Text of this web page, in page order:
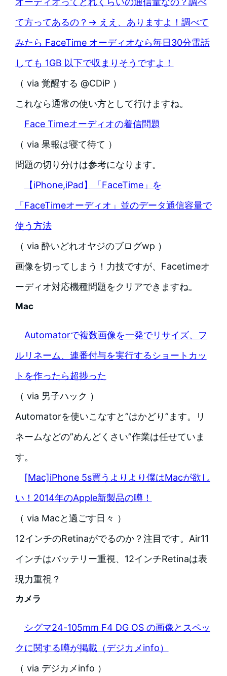
て方ってあるの？→ ええ、ありますよ！調べて
みたら FaceTime オーディオなら毎日30分電話
しても 1GB 以下で収まりそうですよ！
（ via 覚醒する @CDiP ）
これなら通常の使い方として行けますね。
Face Timeオーディオの着信問題
（ via 果報は寝て待て ）
問題の切り分けは参考になります。
【iPhone,iPad】「FaceTime」を
「FaceTimeオーディオ」並のデータ通信容量で
使う方法
（ via 酔いどれオヤジのブログwp ）
画像を切ってしまう！力技ですが、Facetimeオ
ーディオ対応機種問題をクリアできますね。
Mac
Automatorで複数画像を一発でリサイズ、フ
ルリネーム、連番付与を実行するショートカッ
トを作ったら超捗った
（ via 男子ハック ）
Automatorを使いこなすと”はかどり”ます。リ
ネームなどの”めんどくさい”作業は任せていま
す。
[Mac]iPhone 5s買うよりより僕はMacが欲し
い！2014年のApple新製品の噂！
（ via Macと過ごす日々 ）
12インチのRetinaがでるのか？注目です。Air11
インチはバッテリー重視、12インチRetinaは表
現力重視？
カメラ
シグマ24-105mm F4 DG OS の画像とスペッ
クに関する噂が掲載（デジカメinfo）
（ via デジカメinfo ）